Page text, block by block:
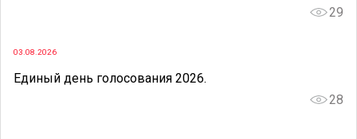
29
03.08.2026
Единый день голосования 2026.
28